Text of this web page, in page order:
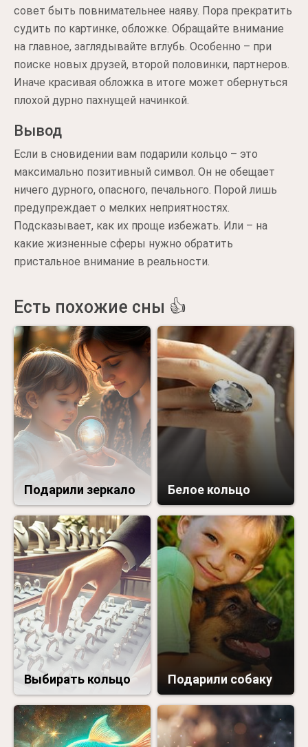
совет быть повнимательнее наяву. Пора прекратить
судить по картинке, обложке. Обращайте внимание
на главное, заглядывайте вглубь. Особенно – при
поиске новых друзей, второй половинки, партнеров.
Иначе красивая обложка в итоге может обернуться
плохой дурно пахнущей начинкой.
Вывод
Если в сновидении вам подарили кольцо – это
максимально позитивный символ. Он не обещает
ничего дурного, опасного, печального. Порой лишь
предупреждает о мелких неприятностях.
Подсказывает, как их проще избежать. Или – на
какие жизненные сферы нужно обратить
пристальное внимание в реальности.
Есть похожие сны 👍
Подарили зеркало Белое кольцо
Выбирать кольцо Подарили собаку